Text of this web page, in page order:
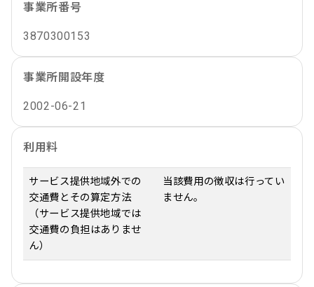
事業所番号
3870300153
事業所開設年度
2002-06-21
利用料
サービス提供地域外での
交通費とその算定方法
（サービス提供地域では
交通費の負担はありませ
ん）
当該費用の徴収は行ってい
ません。